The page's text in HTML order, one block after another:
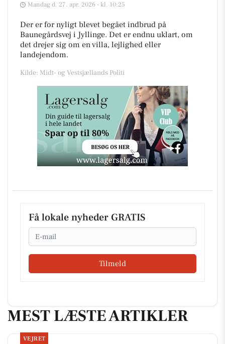
Mandag d. 27. apr. 2026 - kl. 10:25
Der er for nyligt blevet begået indbrud på
Baunegårdsvej i Jyllinge. Det er endnu uklart, om
det drejer sig om en villa, lejlighed eller
landejendom.
Kilde: Midt- og Vestsjællands Politi
Få lokale nyheder GRATIS
Email
Tilmeld
MEST LÆSTE ARTIKLER
VEJRET